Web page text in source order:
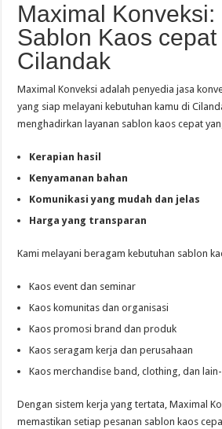
Maximal Konveksi:
Sablon Kaos cepat
Cilandak
Maximal Konveksi adalah penyedia jasa
yang siap melayani kebutuhan kamu di
menghadirkan layanan sablon kaos cepat
Kerapian hasil
Kenyamanan bahan
Komunikasi yang mudah dan jelas
Harga yang transparan
Kami melayani beragam kebutuhan sablon
Kaos event dan seminar
Kaos komunitas dan organisasi
Kaos promosi brand dan produk
Kaos seragam kerja dan perusahaan
Kaos merchandise band, clothing, dan
Dengan sistem kerja yang tertata, Maximal
memastikan setiap pesanan sablon kaos